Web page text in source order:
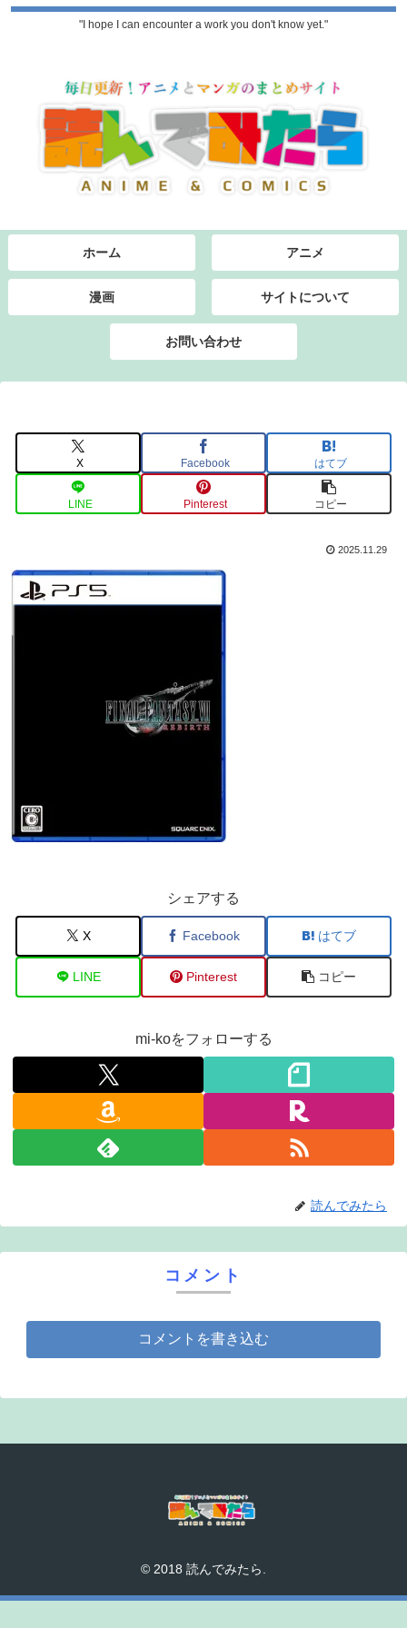
"I hope I can encounter a work you don't know yet."
ホーム アニメ
漫画 サイトについて
お問い合わせ
X Facebook はてブ
LINE Pinterest コピー
2025.11.29
シェアする
X Facebook はてブ
LINE Pinterest コピー
mi-koをフォローする
読んでみたら
コメント
コメントを書き込む
© 2018 読んでみたら.